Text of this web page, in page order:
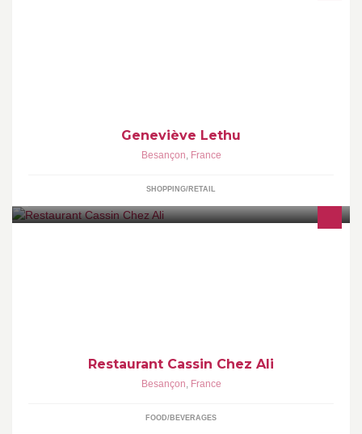
Geneviève Lethu
Besançon, France
SHOPPING/RETAIL
Restaurant Cassin Chez Ali
Besançon, France
FOOD/BEVERAGES